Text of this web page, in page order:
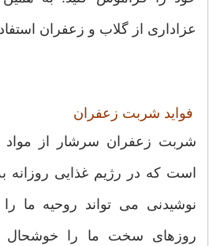
عزاداری از گلاب و زعفران
فواید شربت زعفران
شربت زعفران سرشار از مواد
است که در رژیم غذایی روزانه
نوشیدنی می تواند روحیه ما
روزهای سخت ما را خوشحال